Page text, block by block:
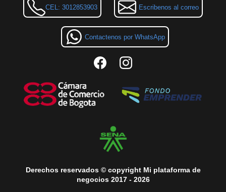
CEL: 3012853903 Escribenos al correo
Contactenos por WhatsApp
Derechos reservados © copyright Mi plataforma de
negocios 2017 - 2026